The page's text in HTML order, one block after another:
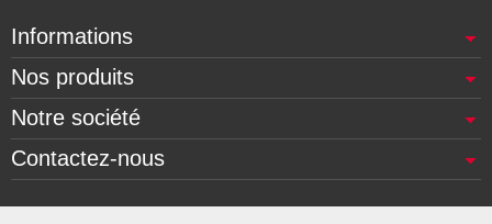
Informations
Nos produits
Notre société
Contactez-nous